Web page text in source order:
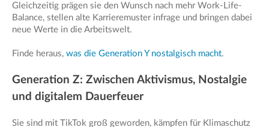
Gleichzeitig prägen sie den Wunsch nach mehr Work-Life-
Balance, stellen alte Karrieremuster infrage und bringen dabei
neue Werte in die Arbeitswelt.
Finde heraus, was die Generation Y nostalgisch macht.
Generation Z: Zwischen Aktivismus, Nostalgie
und digitalem Dauerfeuer
Sie sind mit TikTok groß geworden, kämpfen für Klimaschutz